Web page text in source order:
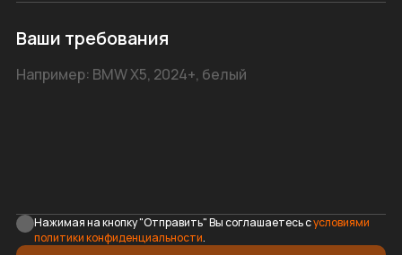
Ваши требования
Нажимая на кнопку "Отправить" Вы соглашаетесь сусловиями
политики конфиденциальности.